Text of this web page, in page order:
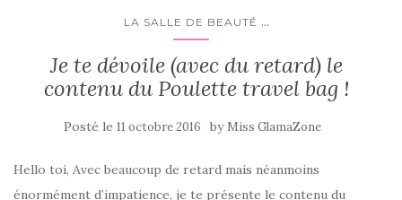
LA SALLE DE BEAUTÉ ...
Je te dévoile (avec du retard) le
contenu du Poulette travel bag !
Posté le 11 octobre 2016 by Miss GlamaZone
Hello toi, Avec beaucoup de retard mais néanmoins
énormément d’impatience, je te présente le contenu du